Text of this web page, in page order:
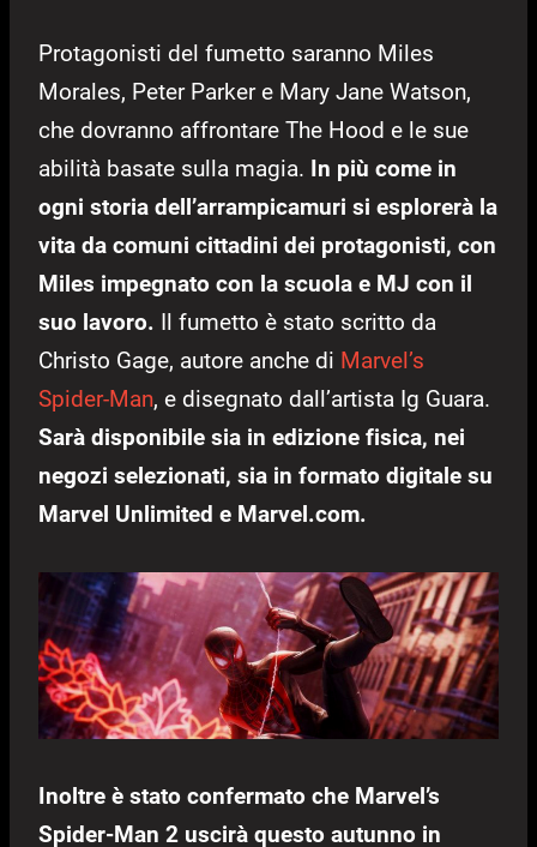
Protagonisti del fumetto saranno Miles
Morales, Peter Parker e Mary Jane Watson,
che dovranno affrontare The Hood e le sue
abilità basate sulla magia. In più come in
ogni storia dell’arrampicamuri si esplorerà la
vita da comuni cittadini dei protagonisti, con
Miles impegnato con la scuola e MJ con il
suo lavoro. Il fumetto è stato scritto da
Christo Gage, autore anche di Marvel’s
Spider-Man, e disegnato dall’artista Ig Guara.
Sarà disponibile sia in edizione fisica, nei
negozi selezionati, sia in formato digitale su
Marvel Unlimited e Marvel.com.
Inoltre è stato confermato che Marvel’s
Spider-Man 2 uscirà questo autunno in